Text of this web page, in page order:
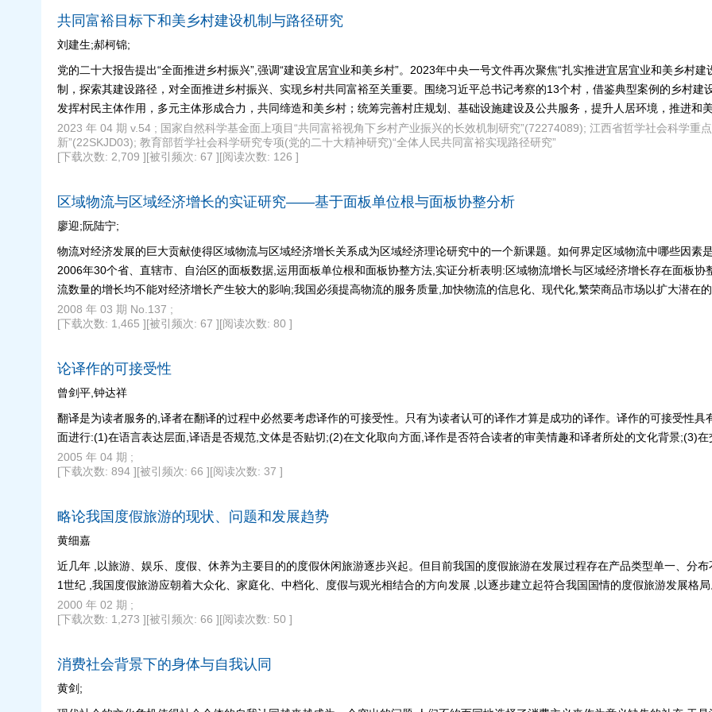
共同富裕目标下和美乡村建设机制与路径研究
刘建生;郝柯锦;
党的二十大报告提出“全面推进乡村振兴”,强调“建设宜居宜业和美乡村”。2023年中央一号文件再次聚焦“扎实推进宜居宜业和美乡村
制，探索其建设路径，对全面推进乡村振兴、实现乡村共同富裕至关重要。围绕习近平总书记考察的13个村，借鉴典型案例的乡村
发挥村民主体作用，多元主体形成合力，共同缔造和美乡村；统筹完善村庄规划、基础设施建设及公共服务，提升人居环境，推进和
系；重塑乡村价值，凸显乡村“和”文化，为和美乡村铸魂。
2023 年 04 期 v.54 ; 国家自然科学基金面上项目“共同富裕视角下乡村产业振兴的长效机制研究”(72274089); 江西省哲学社会科学重
新”(22SKJD03); 教育部哲学社会科学研究专项(党的二十大精神研究)“全体人民共同富裕实现路径研究”
[下载次数: 2,709 ][被引频次: 67 ][阅读次数: 126 ]
区域物流与区域经济增长的实证研究——基于面板单位根与面板协整分析
廖迎;阮陆宁;
物流对经济发展的巨大贡献使得区域物流与区域经济增长关系成为区域经济理论研究中的一个新课题。如何界定区域物流中哪些因素
2006年30个省、直辖市、自治区的面板数据,运用面板单位根和面板协整方法,实证分析表明:区域物流增长与区域经济增长存在面板
流数量的增长均不能对经济增长产生较大的影响;我国必须提高物流的服务质量,加快物流的信息化、现代化,繁荣商品市场以扩大潜在
2008 年 03 期 No.137 ;
[下载次数: 1,465 ][被引频次: 67 ][阅读次数: 80 ]
论译作的可接受性
曾剑平,钟达祥
翻译是为读者服务的,译者在翻译的过程中必然要考虑译作的可接受性。只有为读者认可的译作才算是成功的译作。译作的可接受性
面进行:(1)在语言表达层面,译语是否规范,文体是否贴切;(2)在文化取向方面,译作是否符合读者的审美情趣和译者所处的文化背景;(3)
2005 年 04 期 ;
[下载次数: 894 ][被引频次: 66 ][阅读次数: 37 ]
略论我国度假旅游的现状、问题和发展趋势
黄细嘉
近几年 ,以旅游、娱乐、度假、休养为主要目的的度假休闲旅游逐步兴起。但目前我国的度假旅游在发展过程存在产品类型单一、分
1世纪 ,我国度假旅游应朝着大众化、家庭化、中档化、度假与观光相结合的方向发展 ,以逐步建立起符合我国国情的度假旅游发展格
2000 年 02 期 ;
[下载次数: 1,273 ][被引频次: 66 ][阅读次数: 50 ]
消费社会背景下的身体与自我认同
黄剑;